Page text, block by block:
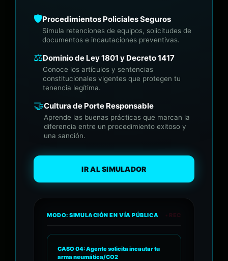
🛡️Procedimientos Policiales Seguros
Simula retenciones de equipos, solicitudes de
documentos e incautaciones preventivas.
⚖️Dominio de Ley 1801 y Decreto 1417
Conoce los artículos y sentencias
constitucionales vigentes que protegen tu
tenencia legítima.
🤝Cultura de Porte Responsable
Aprende las buenas prácticas que marcan la
diferencia entre un procedimiento exitoso y
una sanción.
IR AL SIMULADOR
MODO: SIMULACIÓN EN VÍA PÚBLICA • REC
CASO 04: Agente solicita incautar tu
arma neumática/CO2